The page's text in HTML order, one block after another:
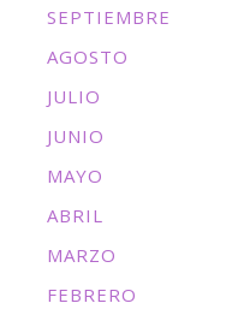
SEPTIEMBRE
AGOSTO
JULIO
JUNIO
MAYO
ABRIL
MARZO
FEBRERO